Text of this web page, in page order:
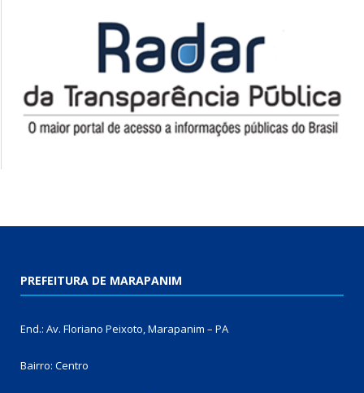
PREFEITURA DE MARAPANIM
End.: Av. Floriano Peixoto, Marapanim – PA
Bairro: Centro